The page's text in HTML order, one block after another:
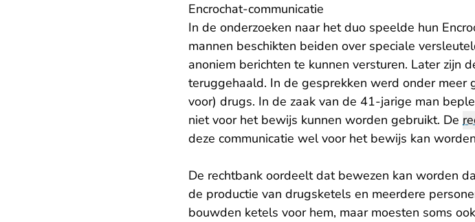
Encrochat-communicatie
In de onderzoeken naar het duo speelde hun
mannen beschikten beiden over speciale
anoniem berichten te kunnen versturen. Later zijn
teruggehaald. In de gesprekken werd onder
voor) drugs. In de zaak van de 41-jarige man
niet voor het bewijs kunnen worden gebruikt. De
deze communicatie wel voor het bewijs kan
De rechtbank oordeelt dat bewezen kan worden
de productie van drugsketels en meerdere
bouwden ketels voor hem, maar moesten soms